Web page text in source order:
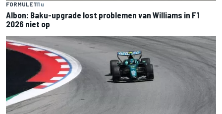
FORMULE 111 u
Albon: Baku-upgrade lost problemen van Williams in F1
2026 niet op